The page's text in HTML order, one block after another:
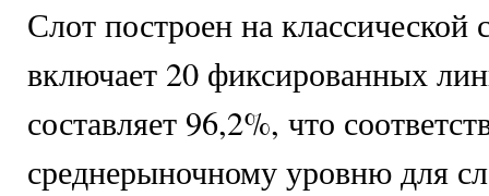
Слот построен на классической
включает 20 фиксированных
составляет 96,2%, что
среднерыночному уровню для